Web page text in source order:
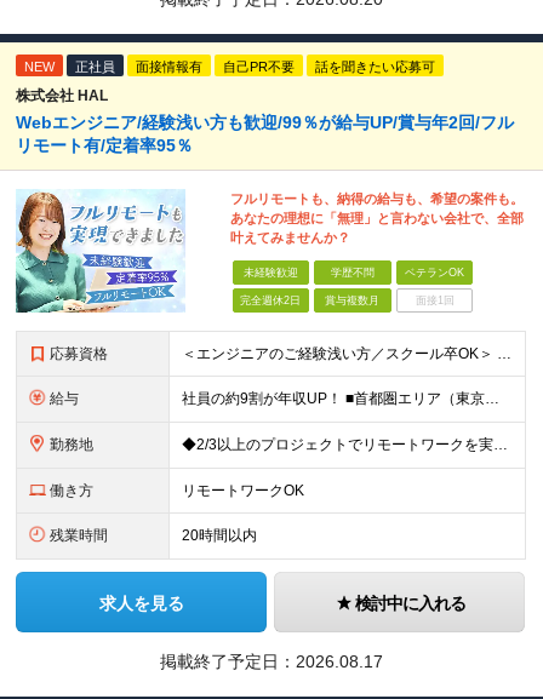
NEW 正社員 面接情報有 自己PR不要 話を聞きたい応募可
株式会社 HAL
Webエンジニア/経験浅い方も歓迎/99％が給与UP/賞与年2回/フル
リモート有/定着率95％
フルリモートも、納得の給与も、希望の案件も。
あなたの理想に「無理」と言わない会社で、全部
叶えてみませんか？
未経験歓迎 学歴不問 ベテランOK
完全週休2日 賞与複数月 面接1回
応募資格 ＜エンジニアのご経験浅い方／スクール卒OK＞ ◆学歴不問 ◆未経験OK ＜こんな方は大歓迎！＞ ◎今の収入に不満がある方 ◎新しい言語・スキルに挑戦したい方 ◎腰を据えて活躍したい方 ◎頑張りを評価
給与 社員の約9割が年収UP！ ■首都圏エリア（東京、神奈川、千葉、埼玉勤務） 月給25万円～26万円（固定残業代含む） ※固定残業代は、時間外労働の有無に関わらず17時間分を30,000円～31,200
勤務地 ◆2/3以上のプロジェクトでリモートワークを実施中！ ≪自社拠点≫ ・東京本社／東京都千代田区丸の内二丁目6番1号 丸の内パークビルディング6階 ・関西支社／⼤阪府⼤阪市中央区安⼟町2-3-13 ⼤
働き方 リモートワークOK
残業時間 20時間以内
求人を見る 検討中に入れる
掲載終了予定日： 2026.08.17